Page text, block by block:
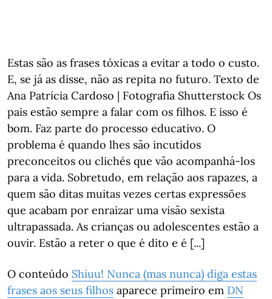
Estas são as frases tóxicas a evitar a todo o custo.
E, se já as disse, não as repita no futuro. Texto de
Ana Patrícia Cardoso | Fotografia Shutterstock Os
pais estão sempre a falar com os filhos. E isso é
bom. Faz parte do processo educativo. O
problema é quando lhes são incutidos
preconceitos ou clichés que vão acompanhá-los
para a vida. Sobretudo, em relação aos rapazes, a
quem são ditas muitas vezes certas expressões
que acabam por enraizar uma visão sexista
ultrapassada. As crianças ou adolescentes estão a
ouvir. Estão a reter o que é dito e é [...]
O conteúdo Shiuu! Nunca (mas nunca) diga estas
frases aos seus filhos aparece primeiro em DN